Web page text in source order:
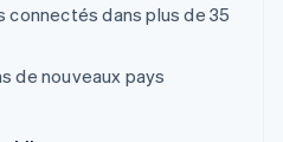
dans plus de 35
de nouveaux pays